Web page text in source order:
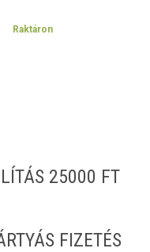
Raktáron
25000 FT
FIZETÉS